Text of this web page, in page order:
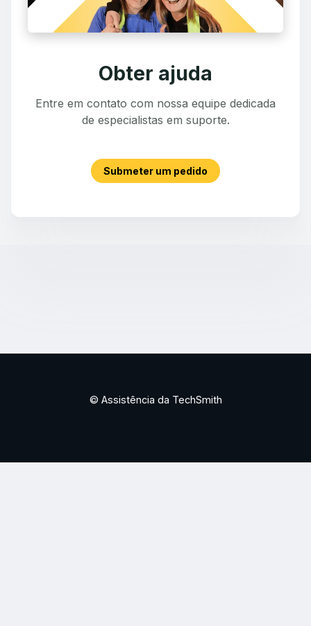
Obter ajuda
Entre em contato com nossa equipe dedicada
de especialistas em suporte.
Submeter um pedido
© Assistência da TechSmith